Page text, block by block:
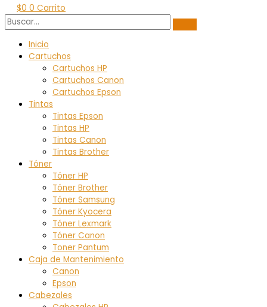
$0 0 Carrito
Inicio
Cartuchos
Cartuchos HP
Cartuchos Canon
Cartuchos Epson
Tintas
Tintas Epson
Tintas HP
Tintas Canon
Tintas Brother
Tóner
Tóner HP
Tóner Brother
Tóner Samsung
Tóner Kyocera
Tóner Lexmark
Tóner Canon
Toner Pantum
Caja de Mantenimiento
Canon
Epson
Cabezales